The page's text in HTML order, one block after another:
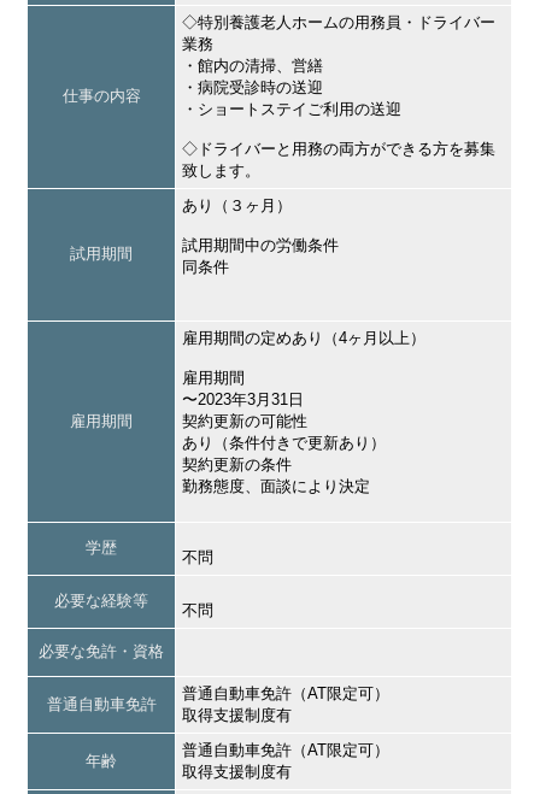
仕事の内容
◇特別養護老人ホームの用務員・ドライバー
業務
・館内の清掃、営繕
・病院受診時の送迎
・ショートステイご利用の送迎
◇ドライバーと用務の両方ができる方を募集
致します。
試用期間
あり（３ヶ月）
試用期間中の労働条件
同条件
雇用期間
雇用期間の定めあり（4ヶ月以上）
雇用期間
〜2023年3月31日
契約更新の可能性
あり（条件付きで更新あり）
契約更新の条件
勤務態度、面談により決定
学歴
不問
必要な経験等
不問
必要な免許・資格
普通自動車免許
普通自動車免許（AT限定可）
取得支援制度有
年齢
普通自動車免許（AT限定可）
取得支援制度有